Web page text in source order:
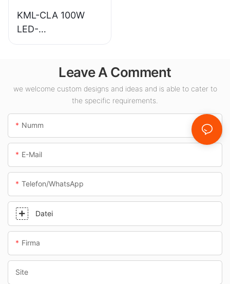
KML-CLA 100W
LED-
Balustradeluuchten
Indoor-Raum wéi
Tankstellen an
Ënnerféierungen.
Leave A Comment
we welcome custom designs and ideas and is able to cater to
the specific requirements.
Numm
E-Mail
Telefon/WhatsApp
Datei
Firma
Site